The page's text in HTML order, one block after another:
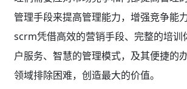
管理手段来提高管理能力，增强竞争能
scrm凭借高效的营销手段、完整的培训
户服务、智慧的管理模式，及其便捷的
领域排除困难，创造最大的价值。